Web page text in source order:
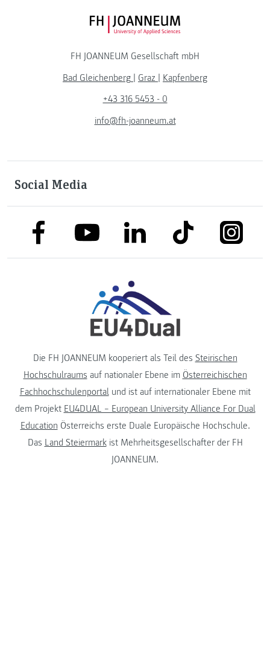
FH JOANNEUM Logo
FH JOANNEUM Gesellschaft mbH
Bad Gleichenberg | Graz | Kapfenberg
+43 316 5453 - 0
info@fh-joanneum.at
Social Media
link to facebooklink to youtubelink to linkedinlink to tiktok link to
Die FH JOANNEUM kooperiert als Teil des Steirischen
Hochschulraums auf nationaler Ebene im Österreichischen
Fachhochschulenportalund ist auf internationaler Ebene mit
dem Projekt EU4DUAL – European University Alliance For Dual
Education Österreichs erste Duale Europäische Hochschule.
Das Land Steiermarkist Mehrheitsgesellschafter der FH
JOANNEUM.